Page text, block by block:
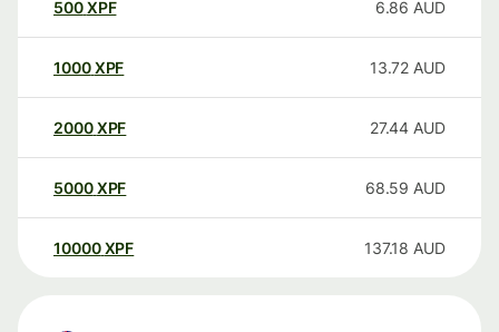
500XPF 6.86 AUD
1000XPF 13.72 AUD
2000XPF 27.44 AUD
5000XPF 68.59 AUD
10000 XPF 137.18 AUD